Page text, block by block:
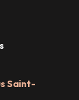
Saint-